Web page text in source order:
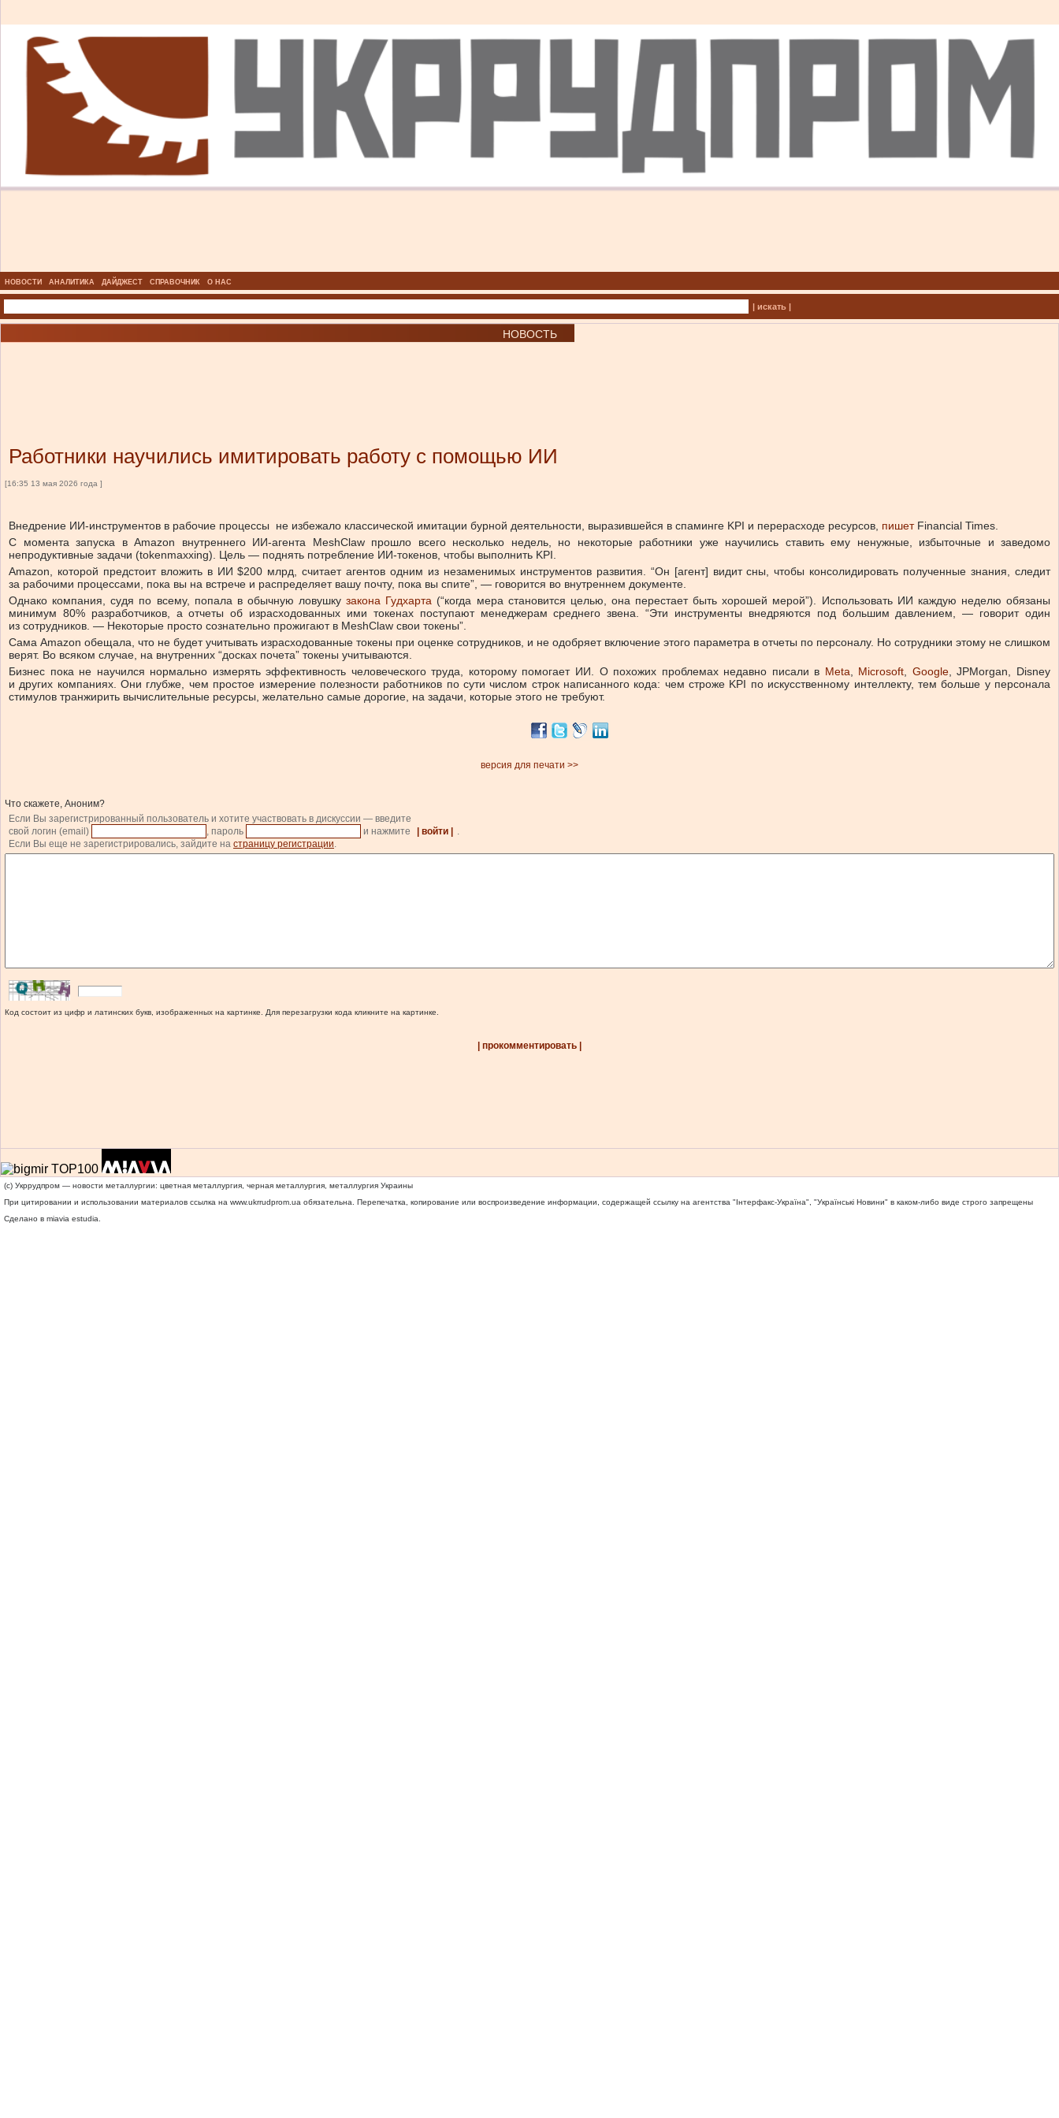
НОВОСТИ АНАЛИТИКА ДАЙДЖЕСТ СПРАВОЧНИК О НАС
| искать |
НОВОСТЬ
Работники научились имитировать работу с помощью ИИ
[16:35 13 мая 2026 года ]
Внедрение ИИ-инструментов в рабочие процессы не избежало классической имитации бурной деятельности, выразившейся в спаминге KPI и перерасходе ресурсов, пишетFinancial Times.
С момента запуска в Amazon внутреннего ИИ-агента MeshClaw прошло всего несколько недель, но некоторые работники уже научились ставить ему ненужные, избыточные и заведомо
непродуктивные задачи (tokenmaxxing). Цель — поднять потребление ИИ-токенов, чтобы выполнить KPI.
Amazon, которой предстоит вложить в ИИ $200 млрд, считает агентов одним из незаменимых инструментов развития. “Он [агент] видит сны, чтобы консолидировать полученные знания, следит
за рабочими процессами, пока вы на встрече и распределяет вашу почту, пока вы спите”, — говорится во внутреннем документе.
Однако компания, судя по всему, попала в обычную ловушкузакона Гудхарта (“когда мера становится целью, она перестает быть хорошей мерой”). Использовать ИИ каждую неделю обязаны
минимум 80% разработчиков, а отчеты об израсходованных ими токенах поступают менеджерам среднего звена. “Эти инструменты внедряются под большим давлением, — говорит один
из сотрудников. — Некоторые просто сознательно прожигают в MeshClaw свои токены”.
Сама Amazon обещала, что не будет учитывать израсходованные токены при оценке сотрудников, и не одобряет включение этого параметра в отчеты по персоналу. Но сотрудники этому не слишком
верят. Во всяком случае, на внутренних “досках почета” токены учитываются.
Бизнес пока не научился нормально измерять эффективность человеческого труда, которому помогает ИИ. О похожих проблемах недавно писали в Meta Microsoft Google, JPMorgan, Disney
и других компаниях. Они глубже, чем простое измерение полезности работников по сути числом строк написанного кода: чем строже KPI по искусственному интеллекту, тем больше у персонала
стимулов транжирить вычислительные ресурсы, желательно самые дорогие, на задачи, которые этого не требуют.
версия для печати >>
Что скажете, Аноним?
Если Вы зарегистрированный пользователь и хотите участвовать в дискуссии — введите
свой логин (email)
, пароль и нажмите | войти |
.
Если Вы еще не зарегистрировались, зайдите на страницу регистрации.
Код состоит из цифр и латинских букв, изображенных на картинке. Для перезагрузки кода кликните на картинке.
| прокомментировать |
(c) Укррудпром — новости металлургии: цветная металлургия, черная металлургия, металлургия Украины
При цитировании и использовании материалов ссылка на www.ukrrudprom.ua обязательна. Перепечатка, копирование или воспроизведение информации, содержащей ссылку на агентства "Iнтерфакс-Україна", "Українськi Новини" в каком-либо виде строго запрещены
Сделано в miavia estudia.